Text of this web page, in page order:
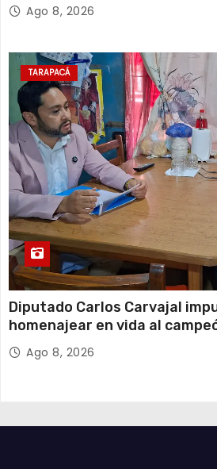
Ago 8, 2026
TARAPACÁ
Diputado Carlos Carvajal
homenajear en vida al
Choque
Ago 8, 2026